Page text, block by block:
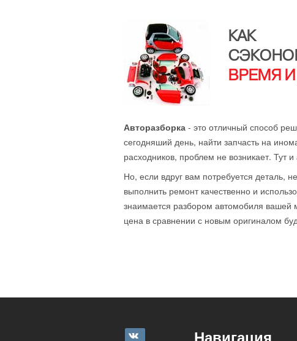
КАК
ВРЕМЯ
Авторазборка - это отличный способ
сегодняший день, найти запчасть на
расходников, проблем не возникает. Тут
Но, если вдруг вам потребуется деталь,
выполнить ремонт качественно и
знаимается разбором автомобиля вашей
цена в сравнении с новым оригиналом
Навигация